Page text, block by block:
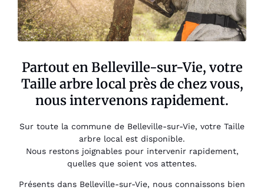
Partout en Belleville-sur-Vie, votre
Taille arbre local près de chez vous,
nous intervenons rapidement.
Sur toute la commune de Belleville-sur-Vie, votre Taille
arbre local est disponible.
Nous restons joignables pour intervenir rapidement,
quelles que soient vos attentes.
Présents dans Belleville-sur-Vie, nous connaissons bien